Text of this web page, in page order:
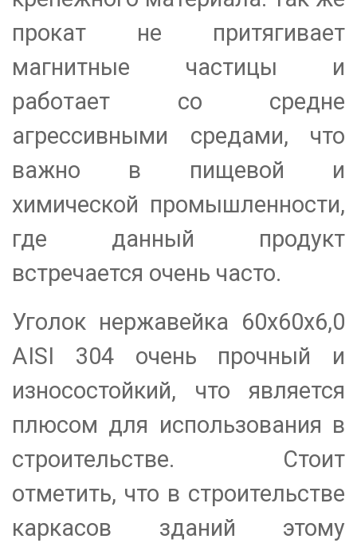
прокат не притягивает
магнитные частицы и
работает со средне
агрессивными средами, что
важно в пищевой и
химической промышленности,
где данный продукт
встречается очень часто.
Уголок нержавейка 60х60х6,0
AISI 304 очень прочный и
износостойкий, что является
плюсом для использования в
строительстве. Стоит
отметить, что в строительстве
каркасов зданий этому